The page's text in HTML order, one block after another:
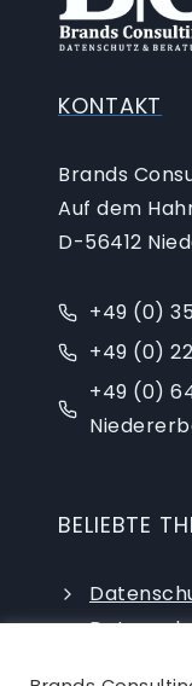
KONTAKT
Brands
Auf dem
D-56412
+49 (0)
+49 (0)
+49 (0)
BELIEBTE